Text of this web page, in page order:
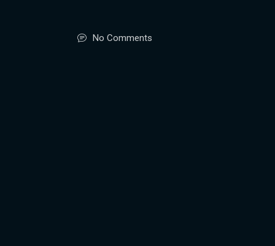
No Comments